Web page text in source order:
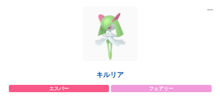
キルリア
エスパー フェアリー